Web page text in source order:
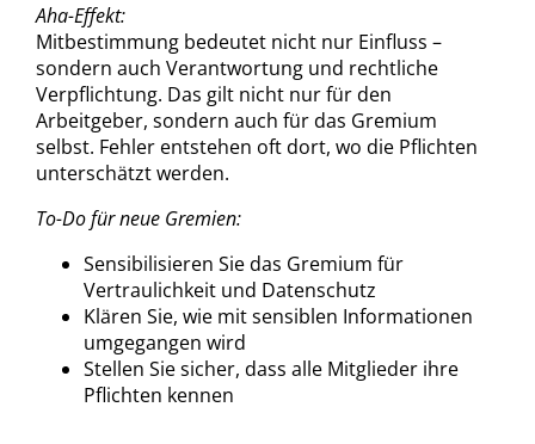
Aha-Effekt:
Mitbestimmung bedeutet nicht nur Einfluss –
sondern auch Verantwortung und rechtliche
Verpflichtung. Das gilt nicht nur für den
Arbeitgeber, sondern auch für das Gremium
selbst. Fehler entstehen oft dort, wo die Pflichten
unterschätzt werden.
To-Do für neue Gremien:
Sensibilisieren Sie das Gremium für
Vertraulichkeit und Datenschutz
Klären Sie, wie mit sensiblen Informationen
umgegangen wird
Stellen Sie sicher, dass alle Mitglieder ihre
Pflichten kennen